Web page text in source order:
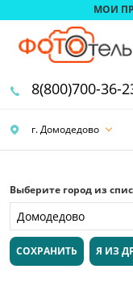
МОИ
г. Домодедово
8(800)700-36-
Выберите город из
СОХРАНИТЬ Я ИЗ